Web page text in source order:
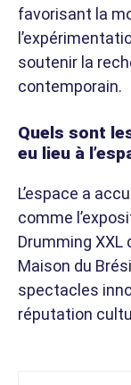
favorisant la
soutenir la
contemporain.
Quels sont
eu lieu à
L’espace a
comme
Drumming XXL
Maison du
spectacles
réputation